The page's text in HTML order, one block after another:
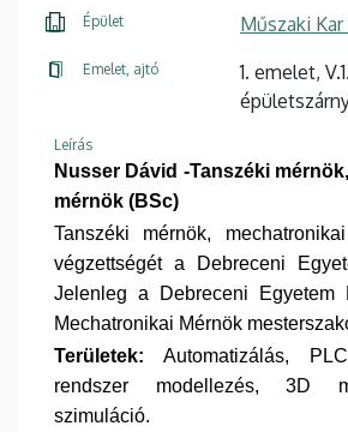
Épület Műszaki
Emelet, ajtó
1. emelet,
Leírás
Nusser Dávid -Tanszéki
mérnök (BSc)
Tanszéki mérnök,
végzettségét a Debreceni
Jelenleg a Debreceni Egyetem
Mechatronikai Mérnök
Területek: Automatizálás,
rendszer modellezés, 3D
szimuláció.